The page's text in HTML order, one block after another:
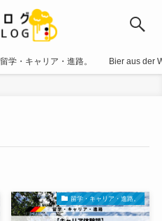
留学・キャリア・進路。 Bier aus der
留学・キャリア・進路。